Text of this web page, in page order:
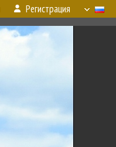
Регистрация